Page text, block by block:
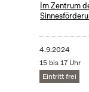
Im Zentrum
4.9.2024
15 bis 17 Uhr
Eintritt frei